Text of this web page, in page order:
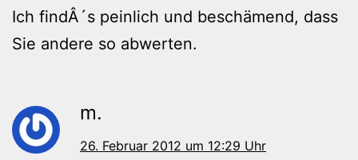
Ich findÂ´s peinlich und beschämend, dass
Sie andere so abwerten.
m.
26. Februar 2012 um 12:29 Uhr